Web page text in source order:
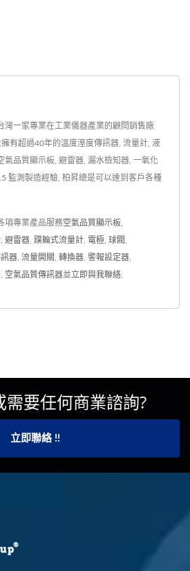
灣一家專業在工業儀器產業的顧問銷售廠
有超過40年的溫度溼度傳訊器, 流量計, 液
氣品質顯示板, 避雷器, 漏水檢知器, 一氧化
監測製造經驗, 柏昇總是可以達到客戶各種
項專業產品服務空氣品質顯示板
避雷器 蹼輪式流量計 電極 球閥
器 流量開關 轉換器 警報設定器
空氣品質傳訊器並立即與我聯絡
要任何商業諮詢?
立即聯絡 !!